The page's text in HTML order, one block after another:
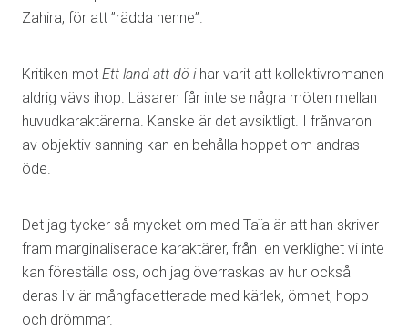
Zahira, för att ”rädda henne”.
Kritiken mot Ett land att dö ihar varit att kollektivromanen
aldrig vävs ihop. Läsaren får inte se några möten mellan
huvudkaraktärerna. Kanske är det avsiktligt. I frånvaron
av objektiv sanning kan en behålla hoppet om andras
öde.
Det jag tycker så mycket om med Taïa är att han skriver
fram marginaliserade karaktärer, från en verklighet vi inte
kan föreställa oss, och jag överraskas av hur också
deras liv är mångfacetterade med kärlek, ömhet, hopp
och drömmar.